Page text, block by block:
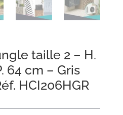
taille 2 – H.
64 cm – Gris
HCI206HGR